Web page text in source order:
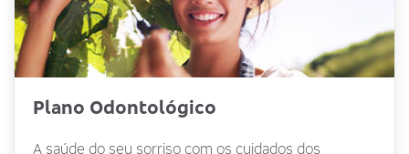
Plano Odontológico
A saúde do seu sorriso com os cuidados dos